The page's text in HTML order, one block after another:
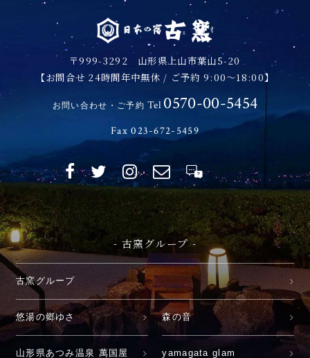
〒999-3292 山形県上山市葉山5-20
【お問合せ 24時間年中無休 / ご予約 9:00～18:00】
お問い合わせ・ご予約Tel 0570-00-5454
Fax 023-672-5459
- 古窯グループ -
古窯グループ
悠湯の郷ゆさ 森の音
山形県あつみ温泉 萬国屋 yamagata glam